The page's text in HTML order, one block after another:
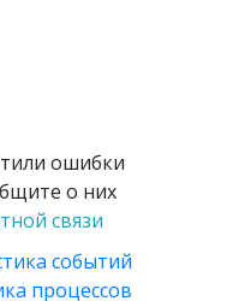
ошибки
о них
связи
событий
процессов